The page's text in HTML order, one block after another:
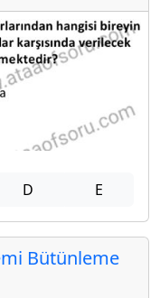
D E
Bütünleme